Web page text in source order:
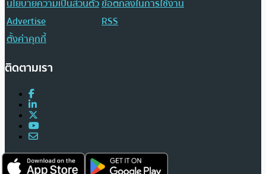
นโยบายความเป็นส่วนตัวข้อตกลงในการใช้งาน
Advertise
RSS
ตั้งค่าคุกกี้
ติดตามเรา